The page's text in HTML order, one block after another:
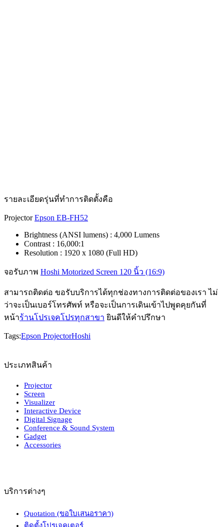
รายละเอียดรุ่นที่ทำการติดตั้งคือ
ProjectorEpson EB-FH52
Brightness (ANSI lumens) : 4,000 Lumens
Contrast : 16,000:1‎
Resolution : 1920 x 1080 (Full HD)
จอรับภาพ Hoshi Motorized Screen 120 นิ้ว (16:9)
สามารถติดต่อ ขอรับบริการได้ทุกช่องทางการติดต่อของเรา ไม่
ว่าจะเป็นเบอร์โทรศัพท์ หรือจะเป็นการเดินเข้าไปพูดคุยกันที่
หน้าร้านโปรเจคโปรทุกสาขา ยินดีให้คำปรึกษา
Tags:Epson ProjectorHoshi
ประเภทสินค้า
Projector
Screen
Visualizer
Interactive Device
Digital Signage
Conference & Sound System
Gadget
Accessories
บริการต่างๆ
Quotation (ขอใบเสนอราคา)
ติดตั้งโปรเจคเตอร์